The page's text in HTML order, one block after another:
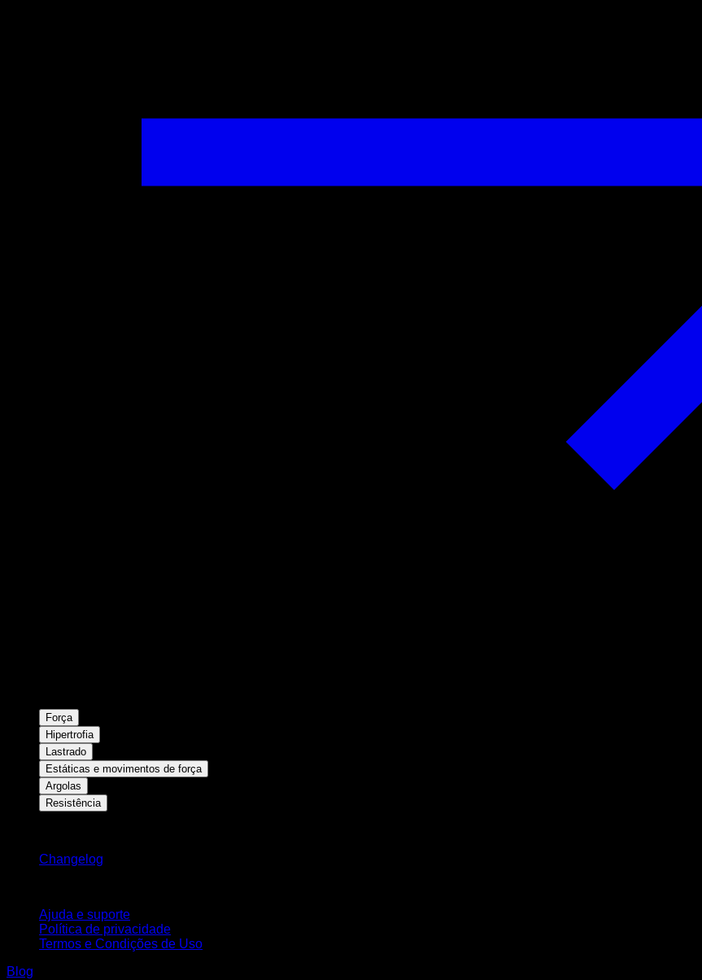
Força
Hipertrofia
Lastrado
Estáticas e movimentos de força
Argolas
Resistência
Changelog
Ajuda e suporte
Política de privacidade
Termos e Condições de Uso
Blog